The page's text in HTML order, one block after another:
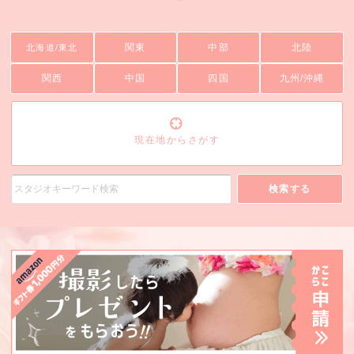
北海道/東北 関東 中部 北陸
関西 中国 四国 九州/沖縄
現在地からさがす
検索する